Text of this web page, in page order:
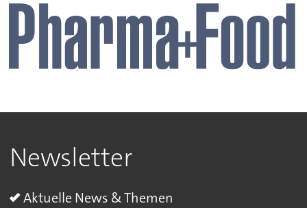
Newsletter
Aktuelle News & Themen